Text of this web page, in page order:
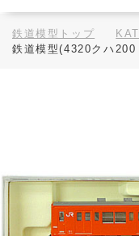
鉄道模型トップ
鉄道模型(4320クハ200